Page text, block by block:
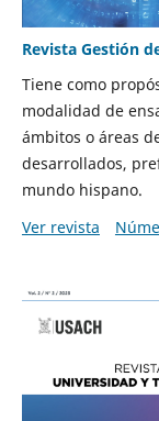
Revista Gestión
Tiene como
modalidad de
ámbitos o áreas
desarrollados,
mundo hispano.
Ver revista